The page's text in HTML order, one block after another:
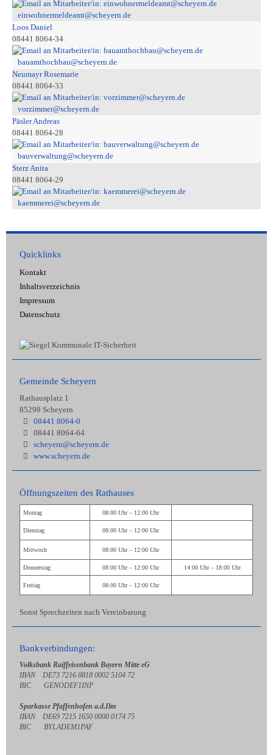
einwohnermeldeamt@scheyern.de
Loos Daniel
08441 8064-34
bauamthochbau@scheyern.de
Neumayr Rosemarie
08441 8064-33
vorzimmer@scheyern.de
Päsler Andreas
08441 8064-28
bauverwaltung@scheyern.de
Sterz Anita
08441 8064-29
kaemmerei@scheyern.de
Quicklinks
Kontakt
Inhaltsverzeichnis
Impressum
Datenschutz
Gemeinde Scheyern
Rathausplatz 1
85298 Scheyern
08441 8064-0
08441 8064-64
scheyern@scheyern.de
www.scheyern.de
Öffnungszeiten des Rathauses
Montag 08:00 Uhr – 12:00 Uhr
Dienstag 08:00 Uhr – 12:00 Uhr
Mittwoch 08:00 Uhr – 12:00 Uhr
Donnerstag 08:00 Uhr – 12:00 Uhr 14:00 Uhr – 18:00 Uhr
Freitag 08:00 Uhr – 12:00 Uhr
Sonst Sprechzeiten nach Vereinbarung
Bankverbindungen:
Volksbank Raiffeisenbank Bayern Mitte eG
IBAN DE73 7216 0818 0002 5104 72
BIC GENODEF1INP
Sparkasse Pfaffenhofen a.d.Ilm
IBAN DE69 7215 1650 0000 0174 75
BIC BYLADEM1PAF